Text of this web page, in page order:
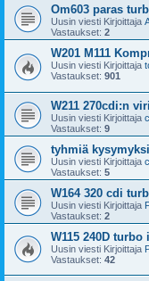
Om603 paras
Uusin viesti Kirjoittaja
Vastaukset: 2
W201 M111
Uusin viesti Kirjoittaja
Vastaukset: 901
W211 270cdi:n
Uusin viesti Kirjoittaja
Vastaukset: 9
tyhmiä
Uusin viesti Kirjoittaja
Vastaukset: 5
W164 320 cdi
Uusin viesti Kirjoittaja
Vastaukset: 2
W115 240D
Uusin viesti Kirjoittaja
Vastaukset: 42